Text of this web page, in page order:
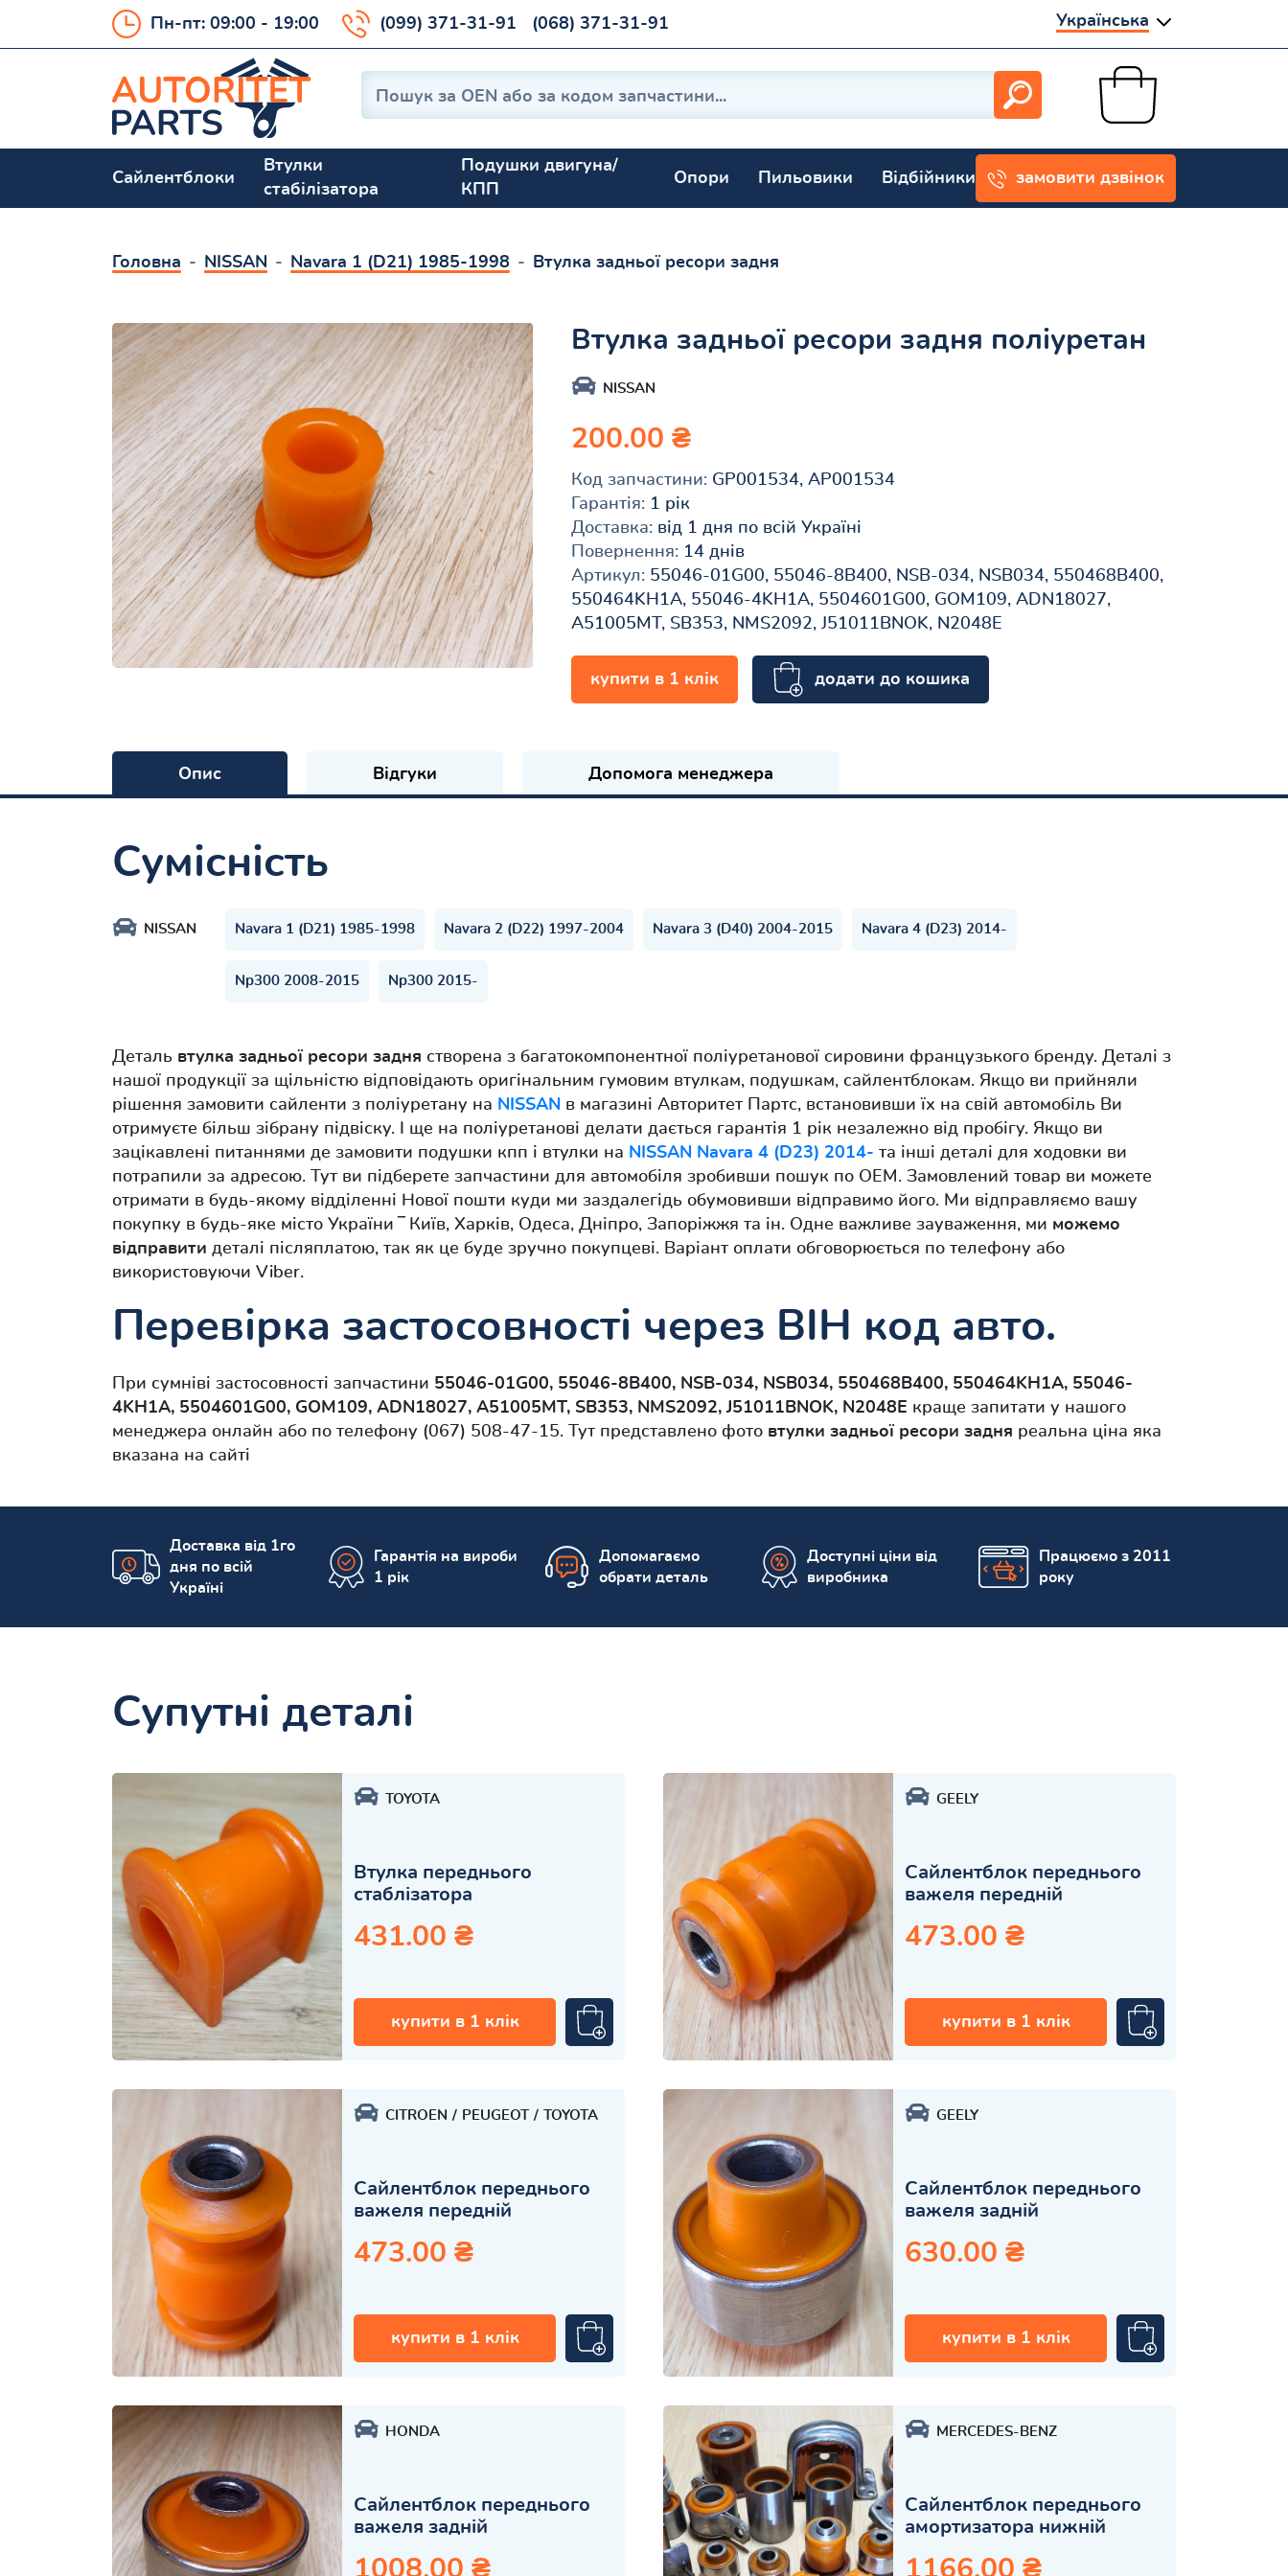
Пн-пт: 09:00 - 19:00 (099) 371-31-91 (068) 371-31-91 Українська
Сайлентблоки
Втулки
стабілізатора
Подушки двигуна/
КПП
Опори Пильовики Відбійники замовити дзвінок
Головна NISSAN Navara 1 (D21) 1985-1998 Втулка задньої ресори задня
Втулка задньої ресори задня поліуретан
NISSAN
200.00 ₴
Код запчастини: GP001534, AP001534
Гарантія: 1 рік
Доставка: від 1 дня по всій Україні
Повернення: 14 днів
Артикул: 55046-01G00, 55046-8B400, NSB-034, NSB034, 550468B400,
550464KH1A, 55046-4KH1A, 5504601G00, GOM109, ADN18027,
A51005MT, SB353, NMS2092, J51011BNOK, N2048E
купити в 1 клік додати до кошика
Опис Відгуки Допомога менеджера
Сумісність
NISSAN Navara 1 (D21) 1985-1998 Navara 2 (D22) 1997-2004 Navara 3 (D40) 2004-2015 Navara 4 (D23) 2014-
Np300 2008-2015 Np300 2015-
Деталь втулка задньої ресори задня створена з багатокомпонентної поліуретанової сировини французького бренду. Деталі з
нашої продукції за щільністю відповідають оригінальним гумовим втулкам, подушкам, сайлентблокам. Якщо ви прийняли
рішення замовити сайленти з поліуретану на NISSAN в магазині Авторитет Партс, встановивши їх на свій автомобіль Ви
отримуєте більш зібрану підвіску. І ще на поліуретанові делати дається гарантія 1 рік незалежно від пробігу. Якщо ви
зацікавлені питаннями де замовити подушки кпп і втулки на NISSAN Navara 4 (D23) 2014- та інші деталі для ходовки ви
потрапили за адресою. Тут ви підберете запчастини для автомобіля зробивши пошук по OEM. Замовлений товар ви можете
отримати в будь-якому відділенні Нової пошти куди ми заздалегідь обумовивши відправимо його. Ми відправляємо вашу
покупку в будь-яке місто України ‾ Київ, Харків, Одеса, Дніпро, Запоріжжя та ін. Одне важливе зауваження, ми можемо
відправити деталі післяплатою, так як це буде зручно покупцеві. Варіант оплати обговорюється по телефону або
використовуючи Viber.
Перевірка застосовності через ВІН код авто.
При сумніві застосовності запчастини 55046-01G00, 55046-8B400, NSB-034, NSB034, 550468B400, 550464KH1A, 55046-
4KH1A, 5504601G00, GOM109, ADN18027, A51005MT, SB353, NMS2092, J51011BNOK, N2048E краще запитати у нашого
менеджера онлайн або по телефону (067) 508-47-15. Тут представлено фото втулки задньої ресори задня реальна ціна яка
вказана на сайті
Доставка від 1го
дня по всій
Україні
Гарантія на вироби
1 рік
Допомагаємо
обрати деталь
Доступні ціни від
виробника
Працюємо з 2011
року
Супутні деталі
TOYOTA
Втулка переднього
стаблізатора
431.00 ₴
купити в 1 клік
GEELY
Сайлентблок переднього
важеля передній
473.00 ₴
купити в 1 клік
CITROEN PEUGEOT TOYOTA
Сайлентблок переднього
важеля передній
473.00 ₴
купити в 1 клік
GEELY
Сайлентблок переднього
важеля задній
630.00 ₴
купити в 1 клік
HONDA
Сайлентблок переднього
важеля задній
1008.00 ₴
MERCEDES-BENZ
Сайлентблок переднього
амортизатора нижній
1166.00 ₴